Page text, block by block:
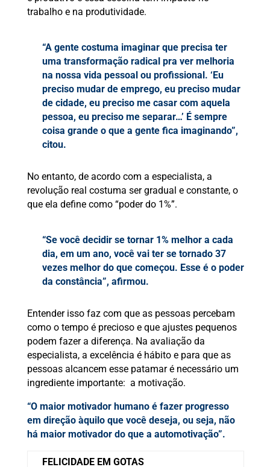
trabalho e na produtividade.
“A gente costuma imaginar que precisa ter
uma transformação radical pra ver melhoria
na nossa vida pessoal ou profissional. ‘Eu
preciso mudar de emprego, eu preciso mudar
de cidade, eu preciso me casar com aquela
pessoa, eu preciso me separar…’ É sempre
coisa grande o que a gente fica imaginando”,
citou.
No entanto, de acordo com a especialista, a
revolução real costuma ser gradual e constante, o
que ela define como “poder do 1%”.
“Se você decidir se tornar 1% melhor a cada
dia, em um ano, você vai ter se tornado 37
vezes melhor do que começou. Esse é o poder
da constância”, afirmou.
Entender isso faz com que as pessoas percebam
como o tempo é precioso e que ajustes pequenos
podem fazer a diferença. Na avaliação da
especialista, a excelência é hábito e para que as
pessoas alcancem esse patamar é necessário um
ingrediente importante: a motivação.
“O maior motivador humano é fazer progresso
em direção àquilo que você deseja, ou seja, não
há maior motivador do que a automotivação”.
FELICIDADE EM GOTAS